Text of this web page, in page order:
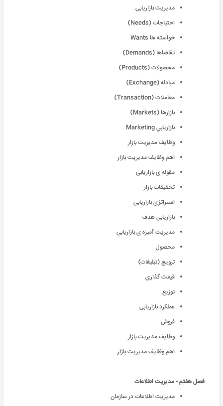
مدیریت بازاریابی
احتياجات (Needs)
خواسته‏ ها Wants
تقاضاها (Demands)
محصولات (Products)
مبادله (Exchange)
معاملات (Transaction)
بازارها (Markets)
بازاريابي Marketing
وظايف مديريت بازار
اهم وظايف مديريت بازار
مقوله ی بازاریابی
تحقیقات بازار
استراتژی بازاریابی
بازاریابی هدف
مدیریت آمیزه ی بازاریابی
محصول
ترویج (تبلیغات)
قیمت گذاری
توزیع
عملکرد بازاریابی
فروش
وظایف مدیریت بازار
اهم وظایف مدیریت بازار
فصل هفتم - مدیریت اطلاعات
مدیریت اطلاعات در سازمان